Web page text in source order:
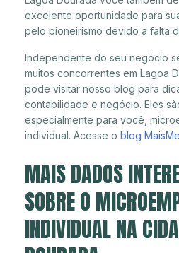
excelente oportunidade para
pelo pioneirismo devido a falta
Independente do seu negócio
muitos concorrentes em Lagoa
pode visitar nosso blog para
contabilidade e negócio. Eles
especialmente para você,
individual. Acesse o blog
MAIS DADOS
SOBRE O
INDIVIDUAL NA